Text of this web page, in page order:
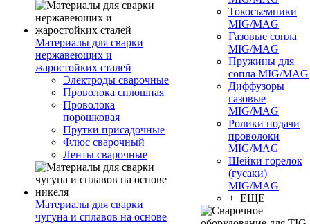
Материалы для сварки
нержавеющих и
жаростойких сталей
Электроды сварочные
Проволока сплошная
Проволока
порошковая
Прутки присадочные
Флюс сварочный
Ленты сварочные
Материалы для сварки
чугуна и сплавов на основе
Токосъемники
MIG/MAG
Газовые сопла
MIG/MAG
Пружины для
сопла MIG/MAG
Диффузоры
газовые
MIG/MAG
Ролики подачи
проволоки
MIG/MAG
Шейки горелок
(гусаки)
MIG/MAG
+ ЕЩЕ